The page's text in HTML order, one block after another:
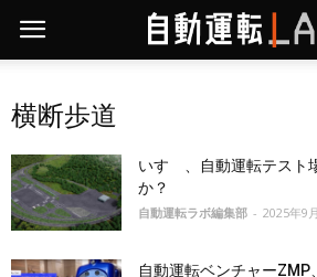
横断歩道
いすゞ、自動運転テスト
か？
自動運転ラボ編集部 - 2025年9
自動運転ベンチャーZMP